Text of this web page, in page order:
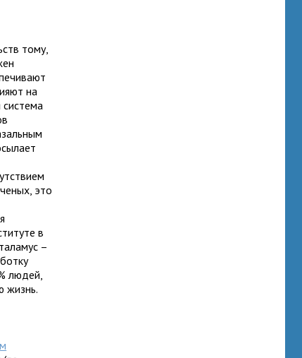
тому,
на
система
это
в
–
людей,
жизнь.